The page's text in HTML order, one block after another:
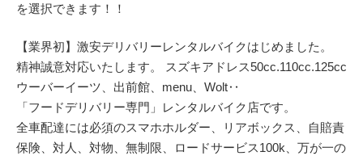
を選択できます！！
【業界初】激安デリバリーレンタルバイクはじめました。
精神誠意対応いたします。 スズキアドレス50cc.110cc.125cc
ウーバーイーツ、出前館、menu、Wolt‥
「フードデリバリー専門」レンタルバイク店です。
全車配達には必須のスマホホルダー、リアボックス、自賠責
保険、対人、対物、無制限、ロードサービス100k、万が一の